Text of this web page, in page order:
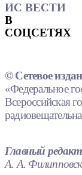
ИС ВЕСТИ
В
СОЦСЕТЯХ
© Сетевое
«Федеральное
Всероссийская
Главный
А. А.